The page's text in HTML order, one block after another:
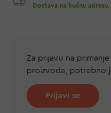
Dostava na kućnu adresu.
Za prijavu na
proizvoda, potrebno
Prijavi se